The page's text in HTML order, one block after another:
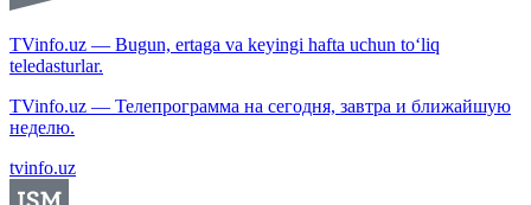
TVinfo.uz — Bugun, ertaga va keyingi hafta uchun to‘liq
teledasturlar.
TVinfo.uz — Телепрограмма на сегодня, завтра и ближайшую
неделю.
tvinfo.uz